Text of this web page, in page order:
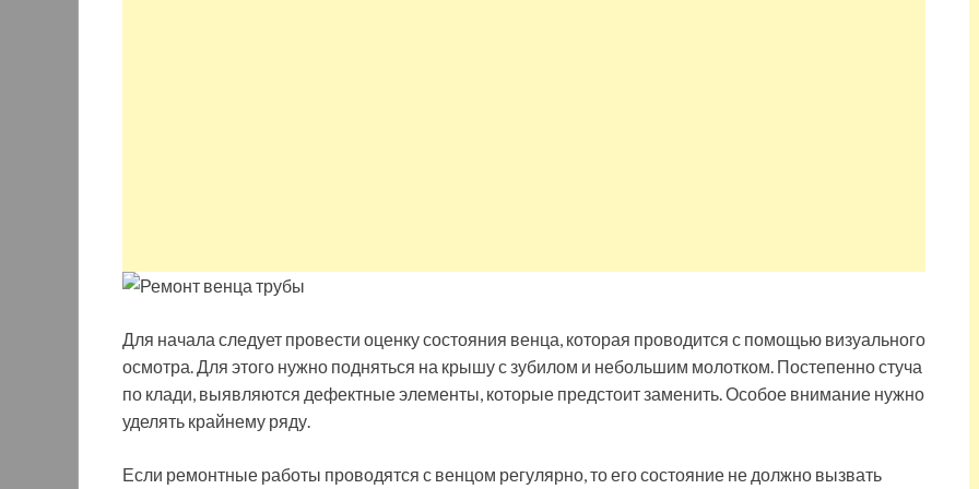
Для начала следует провести оценку состояния венца, которая проводится с помощью визуального
осмотра. Для этого нужно подняться на крышу с зубилом и небольшим молотком. Постепенно стуча
по клади, выявляются дефектные элементы, которые предстоит заменить. Особое внимание нужно
уделять крайнему ряду.
Если ремонтные работы проводятся с венцом регулярно, то его состояние не должно вызвать